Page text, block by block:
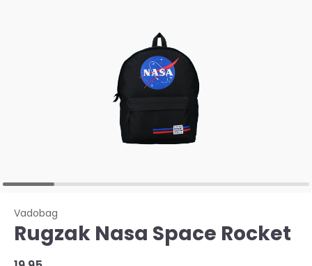
Vadobag
Rugzak Nasa Space Rocket